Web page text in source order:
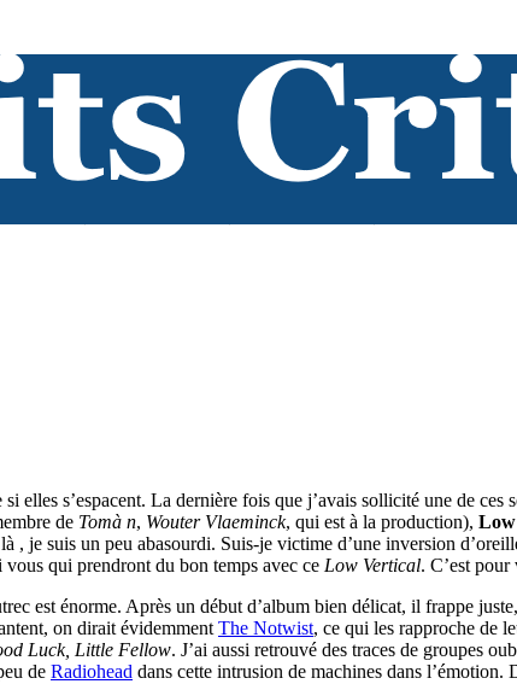
elles s’espacent. La dernière fois que j’avais sollicité une de ces
de Tomà n, Wouter Vlaeminck, qui est à la production),
, je suis un peu abasourdi. Suis-je victime d’une inversion
vous qui prendront du bon temps avec ce Low Vertical. C’est pour
est énorme. Après un début d’album bien délicat, il frappe
on dirait évidemment The Notwist, ce qui les rapproche de
Luck, Little Fellow. J’ai aussi retrouvé des traces de groupes
de Radiohead dans cette intrusion de machines dans l’émotion.